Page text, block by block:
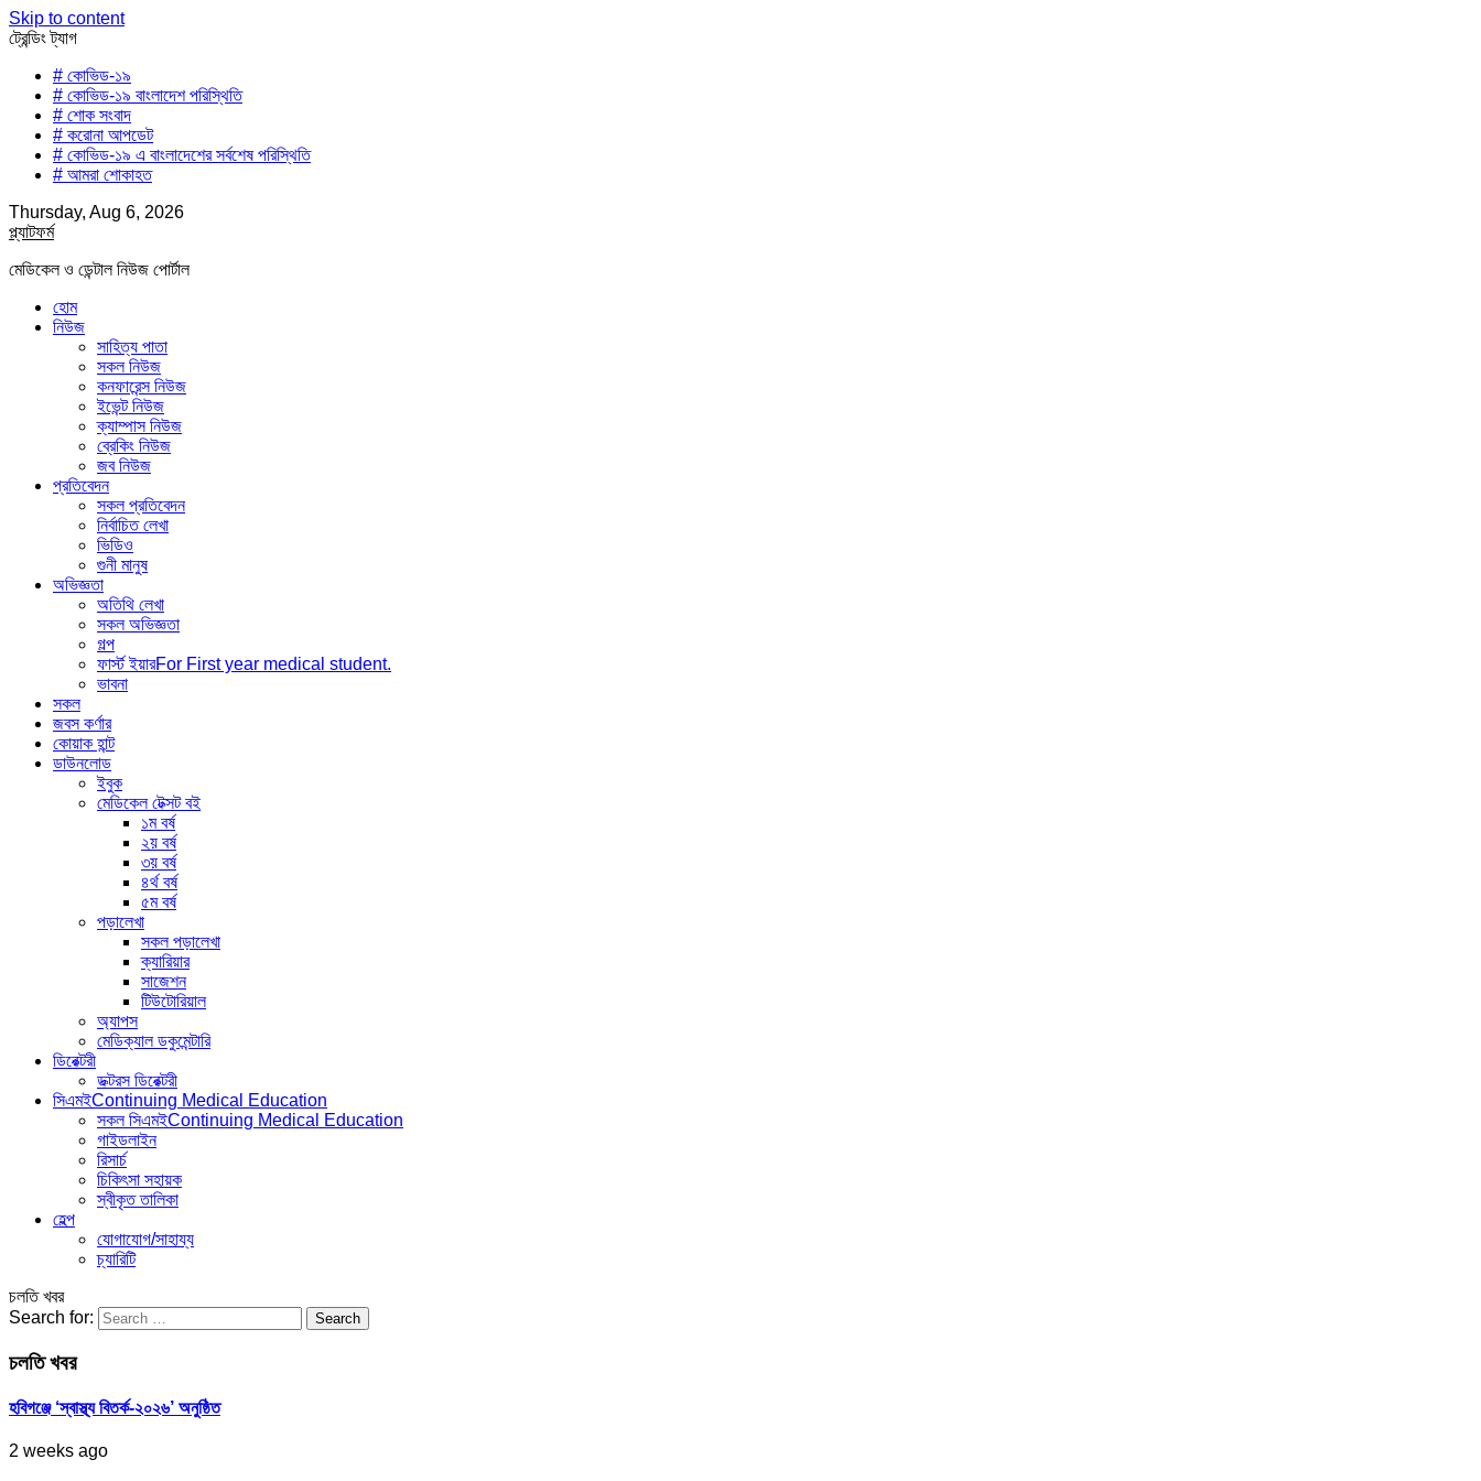
Skip to content
ট্রেন্ডিং ট্যাগ
# কোভিড-১৯
# কোভিড-১৯ বাংলাদেশ পরিস্থিতি
# শোক সংবাদ
# করোনা আপডেট
# কোভিড-১৯ এ বাংলাদেশের সর্বশেষ পরিস্থিতি
# আমরা শোকাহত
Thursday, Aug 6, 2026
প্ল্যাটফর্ম
মেডিকেল ও ডেন্টাল নিউজ পোর্টাল
হোম
নিউজ
সাহিত্য পাতা
সকল নিউজ
কনফারেন্স নিউজ
ইভেন্ট নিউজ
ক্যাম্পাস নিউজ
ব্রেকিং নিউজ
জব নিউজ
প্রতিবেদন
সকল প্রতিবেদন
নির্বাচিত লেখা
ভিডিও
গুনী মানুষ
অভিজ্ঞতা
অতিথি লেখা
সকল অভিজ্ঞতা
গল্প
ফার্স্ট ইয়ারFor First year medical student.
ভাবনা
সকল
জবস কর্ণার
কোয়াক হান্ট
ডাউনলোড
ইবুক
মেডিকেল টেক্সট বই
১ম বর্ষ
২য় বর্ষ
৩য় বর্ষ
৪র্থ বর্ষ
৫ম বর্ষ
পড়ালেখা
সকল পড়ালেখা
ক্যারিয়ার
সাজেশন
টিউটোরিয়াল
অ্যাপস
মেডিক্যাল ডকুমেন্টারি
ডিরেক্টরী
ডক্টরস ডিরেক্টরী
সিএমইContinuing Medical Education
সকল সিএমইContinuing Medical Education
গাইডলাইন
রিসার্চ
চিকিৎসা সহায়ক
স্বীকৃত তালিকা
হেল্প
যোগাযোগ/সাহায্য
চ্যারিটি
চলতি খবর
Search for:
চলতি খবর
হবিগঞ্জে ‘স্বাস্থ্য বিতর্ক-২০২৬’ অনুষ্ঠিত
2 weeks ago